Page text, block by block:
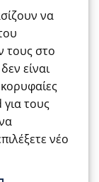
να
τους στο
είναι
τους
νέο